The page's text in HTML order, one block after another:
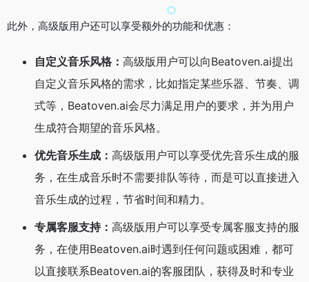
此外，高级版用户还可以享受额外的功能和优惠：
自定义音乐风格： 高级版用户可以向Beatoven.ai提出
自定义音乐风格的需求，比如指定某些乐器、节奏、调
式等，Beatoven.ai会尽力满足用户的要求，并为用户
生成符合期望的音乐风格。
优先音乐生成： 高级版用户可以享受优先音乐生成的服
务，在生成音乐时不需要排队等待，而是可以直接进入
音乐生成的过程，节省时间和精力。
专属客服支持： 高级版用户可以享受专属客服支持的服
务，在使用Beatoven.ai时遇到任何问题或困难，都可
以直接联系Beatoven.ai的客服团队，获得及时和专业